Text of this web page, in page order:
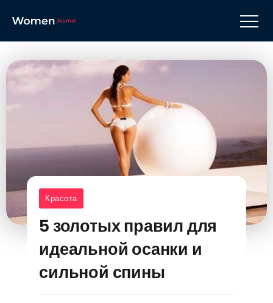
Красота
5 золотых правил для
идеальной осанки и
сильной спины